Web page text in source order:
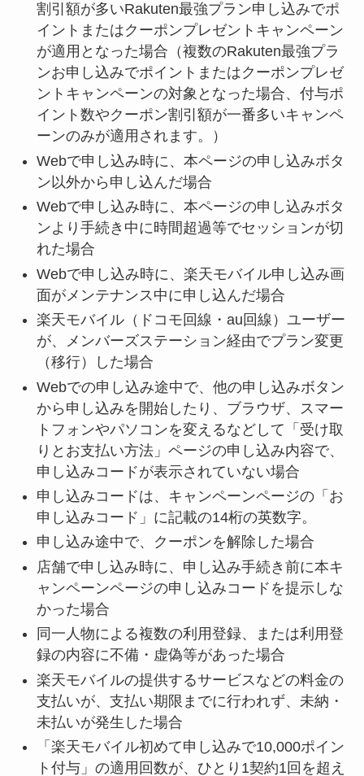
割引額が多いRakuten最強プラン申し込みでポ
イントまたはクーポンプレゼントキャンペーン
が適用となった場合（複数のRakuten最強プラ
ンお申し込みでポイントまたはクーポンプレゼ
ントキャンペーンの対象となった場合、付与ポ
イント数やクーポン割引額が一番多いキャンペ
ーンのみが適用されます。）
Webで申し込み時に、本ページの申し込みボタ
ン以外から申し込んだ場合
Webで申し込み時に、本ページの申し込みボタ
ンより手続き中に時間超過等でセッションが切
れた場合
Webで申し込み時に、楽天モバイル申し込み画
面がメンテナンス中に申し込んだ場合
楽天モバイル（ドコモ回線・au回線）ユーザー
が、メンバーズステーション経由でプラン変更
（移行）した場合
Webでの申し込み途中で、他の申し込みボタン
から申し込みを開始したり、ブラウザ、スマー
トフォンやパソコンを変えるなどして「受け取
りとお支払い方法」ページの申し込み内容で、
申し込みコードが表示されていない場合
申し込みコードは、キャンペーンページの「お
申し込みコード」に記載の14桁の英数字。
申し込み途中で、クーポンを解除した場合
店舗で申し込み時に、申し込み手続き前に本キ
ャンペーンページの申し込みコードを提示しな
かった場合
同一人物による複数の利用登録、または利用登
録の内容に不備・虚偽等があった場合
楽天モバイルの提供するサービスなどの料金の
支払いが、支払い期限までに行われず、未納・
未払いが発生した場合
「楽天モバイル初めて申し込みで10,000ポイン
ト付与」の適用回数が、ひとり1契約1回を超え